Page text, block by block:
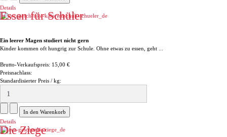
Details
Essen für Schüler
Ein leerer Magen studiert nicht gern
Kinder kommen oft hungrig zur Schule. Ohne etwas zu essen, geht ...
Brutto-Verkaufspreis: 15,00 €
Preisnachlass:
Standardisierter Preis / kg:
Details
Die Ziege